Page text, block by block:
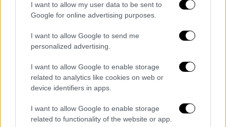
I want to allow my user data to be sent to
Google for online advertising purposes.
I want to allow Google to send me
personalized advertising.
I want to allow Google to enable storage
related to analytics like cookies on web or
device identifiers in apps.
I want to allow Google to enable storage
related to functionality of the website or app.
6. Nikola Jokic
7. Joel Embiid
8. Jayson Tatum
9. Pascal Siakam
11. Ben Simmons
12. Kyrie Irving
— Earvin Magic Johnson
(@MagicJohnson)November 25,